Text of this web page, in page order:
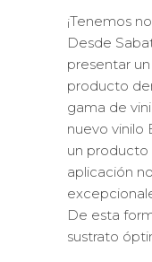
¡Tenemos
Desde
presentar
producto
gama de
nuevo vinilo
un producto
aplicación
De esta
sustrato